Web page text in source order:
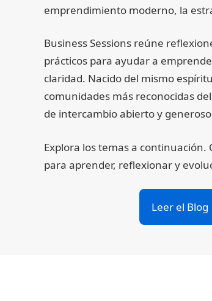
emprendimiento moderno, la
Business Sessions reúne
prácticos para ayudar a
claridad. Nacido del mismo
comunidades más reconocidas
de intercambio abierto y
Explora los temas a
para aprender, reflexionar y
Leer el Blog